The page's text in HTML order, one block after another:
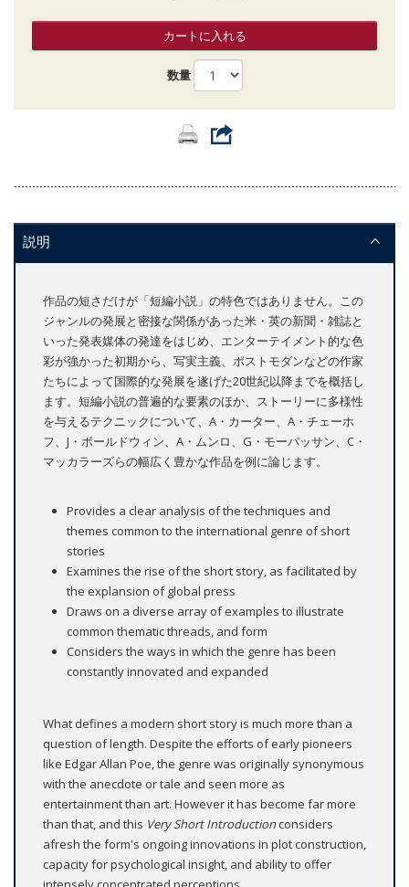
カートに入れる
数量
説明
作品の短さだけが「短編小説」の特色ではありません。この
ジャンルの発展と密接な関係があった米・英の新聞・雑誌と
いった発表媒体の発達をはじめ、エンターテイメント的な色
彩が強かった初期から、写実主義、ポストモダンなどの作家
たちによって国際的な発展を遂げた20世紀以降までを概括し
ます。短編小説の普遍的な要素のほか、ストーリーに多様性
を与えるテクニックについて、A・カーター、A・チェーホ
フ、J・ボールドウィン、A・ムンロ、G・モーパッサン、C・
マッカラーズらの幅広く豊かな作品を例に論じます。
Provides a clear analysis of the techniques and
themes common to the international genre of short
stories
Examines the rise of the short story, as facilitated by
the explansion of global press
Draws on a diverse array of examples to illustrate
common thematic threads, and form
Considers the ways in which the genre has been
constantly innovated and expanded
What defines a modern short story is much more than a
question of length. Despite the efforts of early pioneers
like Edgar Allan Poe, the genre was originally synonymous
with the anecdote or tale and seen more as
entertainment than art. However it has become far more
than that, and this Very Short Introduction considers
afresh the form's ongoing innovations in plot construction,
capacity for psychological insight, and ability to offer